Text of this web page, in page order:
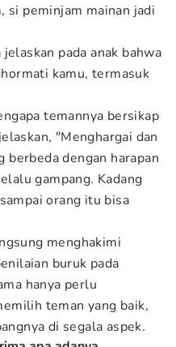
si peminjam mainan jadi
pada anak bahwa
kamu, termasuk
temannya bersikap
"Menghargai dan
berbeda dengan harapan
gampang. Kadang
orang itu bisa
menghakimi
buruk pada
hanya perlu
teman yang baik,
di segala aspek.